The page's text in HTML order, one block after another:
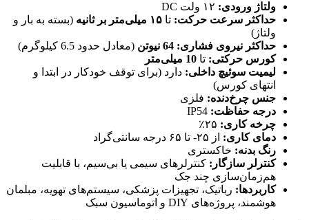
ولتاژ ورودی:
حداکثر سرعت حرکت: تا ۱۵ میلی‌متر بر ثانیه
(بسته به بار و
ولتاژ)
حداکثر نیروی فشاری: 64 نیوتن
(معادل حدود 6.5 کیلوگرم)
کورس حرکتی: تا 10 میلی‌متر
لیمیت سوئیچ داخلی: دارد (برای توقف خودکار در ابتدا و
انتهای کورس)
جنس چرخ‌دنده: فلزی
درجه حفاظت:
چرخه کاری:
دمای کاری: از ۲۵- تا ۶۵ درجه سانتی‌گراد
رنگ بدنه: خاکستری
کنترلر سازگار: کنترلرهای سیمی یا بی‌سیم، با قابلیت
هم‌زمان‌سازی چند جک
کاربردها: رباتیک، تجهیزات پزشکی، سیستم‌های تهویه، مبلمان
هوشمند، پروژه‌های DIY و اتوماسیون سبک